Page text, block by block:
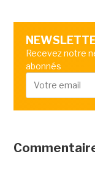
Recevez notre
abonnés